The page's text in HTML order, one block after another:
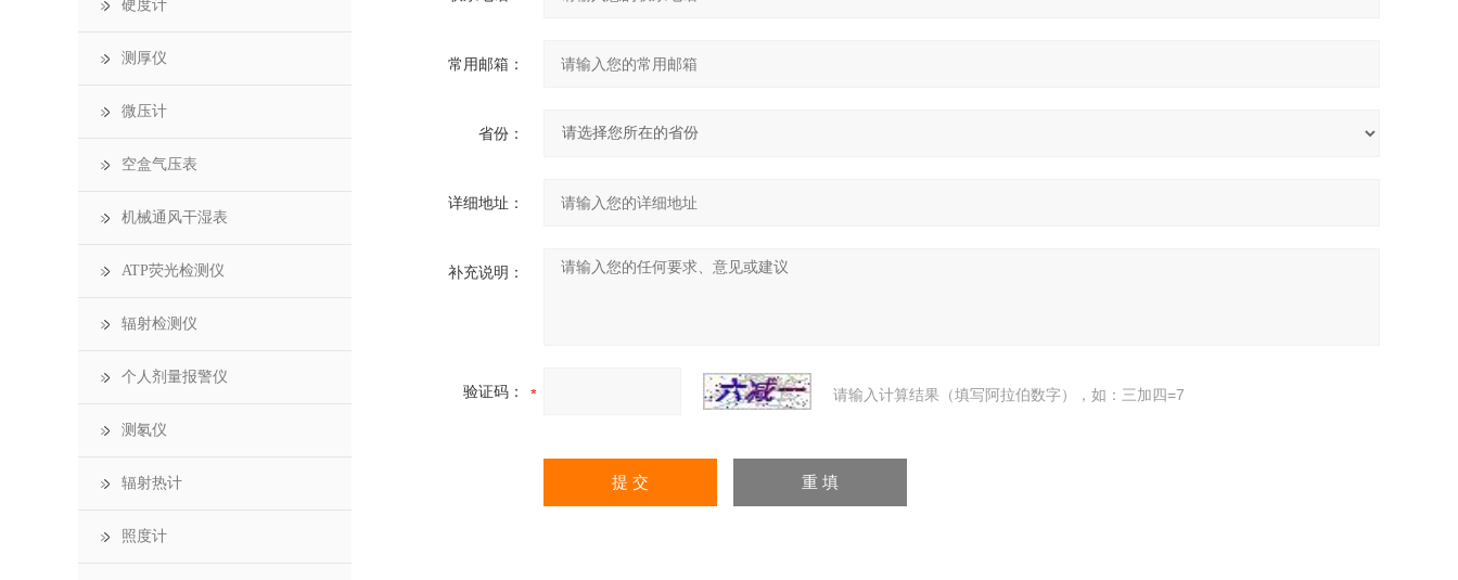
常用邮箱：
省份：
详细地址：
补充说明：
验证码： 请输入计算结果（填写阿拉伯数字），如：三加四=7
硬度计
测厚仪
微压计
空盒气压表
机械通风干湿表
ATP荧光检测仪
辐射检测仪
个人剂量报警仪
测氡仪
辐射热计
照度计